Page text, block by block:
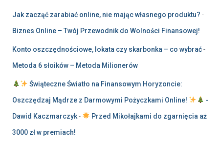
Jak zacząć zarabiać online, nie mając własnego produktu? -
Biznes Online – Twój Przewodnik do Wolności Finansowej!
Konto oszczędnościowe, lokata czy skarbonka – co wybrać-
Metoda 6 słoików – Metoda Milionerów
Świąteczne Światło na Finansowym Horyzoncie:
Oszczędzaj Mądrze z Darmowymi Pożyczkami Online! -
Dawid Kaczmarczyk- Przed Mikołajkami do zgarnięcia aż
3000 zł w premiach!